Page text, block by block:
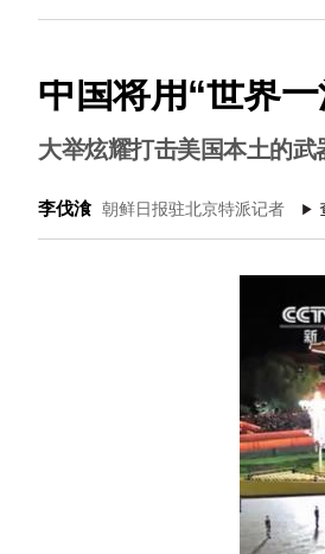
中国将用“世界
大举炫耀打击美国本土的武
李伐湌 朝鲜日报驻北京特派记者